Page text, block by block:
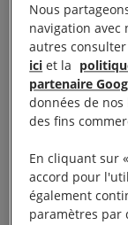
« La
avec
De son
l’Empire
manquantes
absences, des
ensemble,
Nous
navigation avec
autres
ici et la
partenaire
données de
des fins
En cliquant sur
accord pour
également
paramètres par